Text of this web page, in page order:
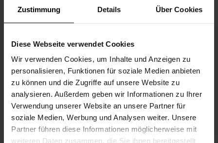
Zustimmung Details Über Cookies
Diese Webseite verwendet Cookies
Wir verwenden Cookies, um Inhalte und Anzeigen zu
personalisieren, Funktionen für soziale Medien anbieten
zu können und die Zugriffe auf unsere Website zu
analysieren. Außerdem geben wir Informationen zu Ihrer
Verwendung unserer Website an unsere Partner für
soziale Medien, Werbung und Analysen weiter. Unsere
Partner führen diese Informationen möglicherweise mit
weiteren Daten zusammen, die Sie ihnen bereitgestellt
PASSEND ZUM BLUMENGRUSS
Alles Liebe
3,99 €